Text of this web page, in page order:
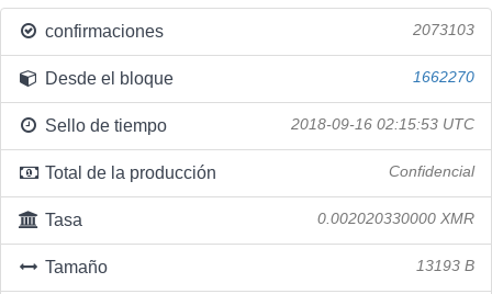
confirmaciones 2073103
Desde el bloque 1662270
Sello de tiempo 2018-09-16 02:15:53 UTC
Total de la producción Confidencial
Tasa 0.002020330000 XMR
Tamaño 13193 B